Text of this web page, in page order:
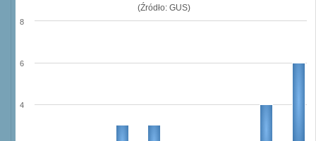
(Źródło: GUS)
4
6
8